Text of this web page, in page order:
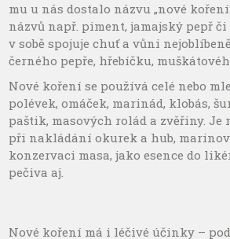
mu u nás dostalo názvu „nové
názvů např. piment, jamajský pepř
v sobě spojuje chuť a vůni
černého pepře, hřebíčku,
Nové koření se používá celé nebo
polévek, omáček, marinád, klobás,
paštik, masových rolád a zvěřiny. Je
při nakládání okurek a hub,
konzervaci masa, jako esence do
pečiva aj.
Nové koření má i léčivé účinky –